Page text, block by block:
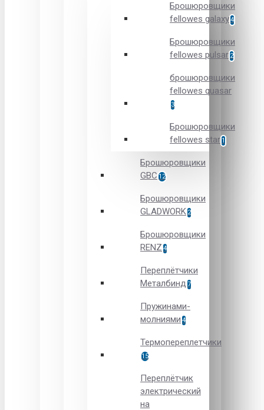
Брошюровщики
fellowes galaxy4
Брошюровщики
fellowes pulsar 2
брошюровщики
fellowes quasar
3
Брошюровщики
fellowes star 1
Брошюровщики
GBC 12
Брошюровщики
GLADWORK 2
Брошюровщики
RENZ 4
Переплётчики
Металбинд 7
Пружинами-
молниями 4
Термопереплетчики
15
Переплётчик
электрический
на